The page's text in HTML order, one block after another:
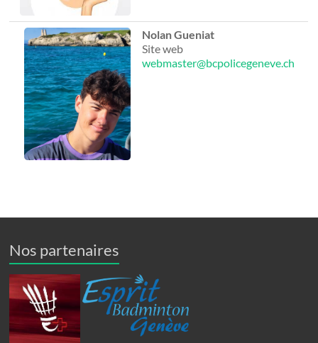
Nolan Gueniat
Site web
webmaster@bcpolicegeneve.ch
Nos partenaires